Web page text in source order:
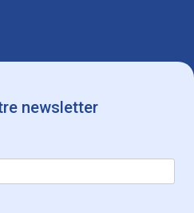
newsletter